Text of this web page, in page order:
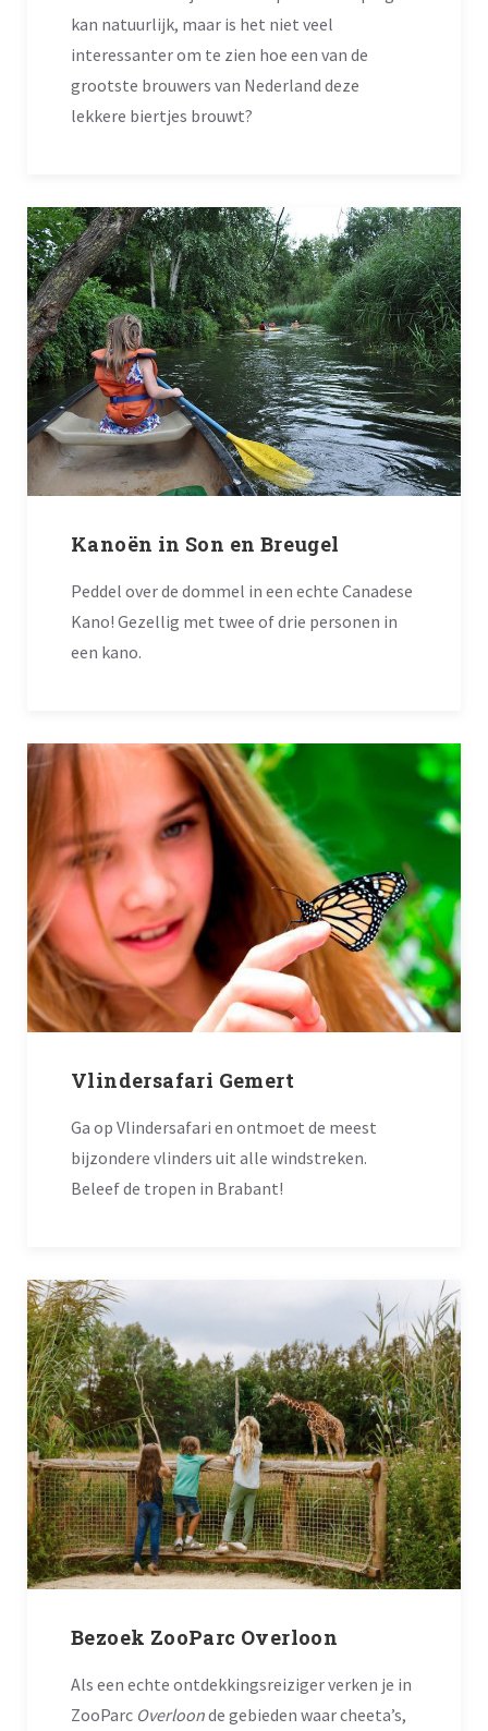
kan natuurlijk, maar is het niet veel
interessanter om te zien hoe een van de
grootste brouwers van Nederland deze
lekkere biertjes brouwt?
Kanoën in Son en Breugel
Peddel over de dommel in een echte Canadese
Kano! Gezellig met twee of drie personen in
een kano.
Vlindersafari Gemert
Ga op Vlindersafari en ontmoet de meest
bijzondere vlinders uit alle windstreken.
Beleef de tropen in Brabant!
Bezoek ZooParc Overloon
Als een echte ontdekkingsreiziger verken je in
ZooParc Overloonde gebieden waar cheeta’s,